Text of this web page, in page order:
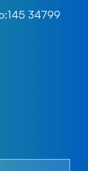
34799